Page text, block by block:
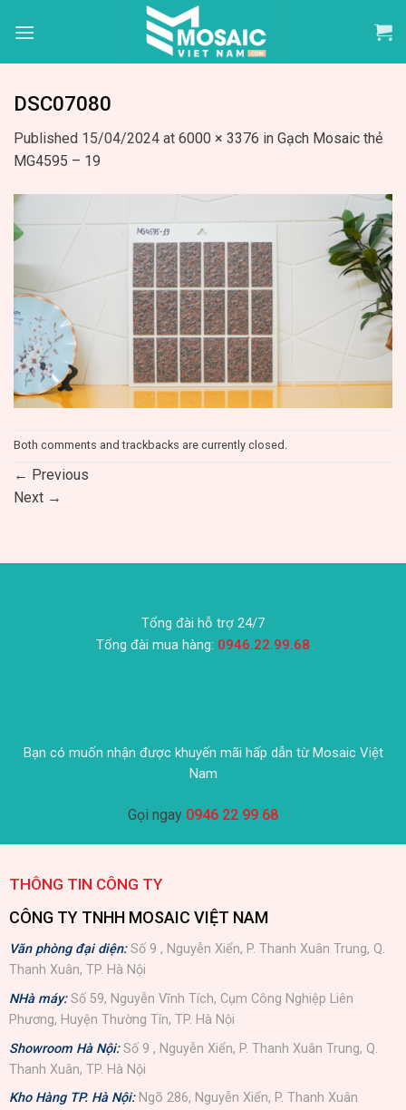
DSC07080
Published 15/04/2024 at 6000 × 3376 in Gạch Mosaic thẻ
MG4595 – 19
Both comments and trackbacks are currently closed.
← Previous
Next →
Tổng đài hỗ trợ 24/7
Tổng đài mua hàng: 0946.22.99.68
Bạn có muốn nhận được khuyến mãi hấp dẫn từ Mosaic Việt
Nam
Gọi ngay 0946 22 99 68
THÔNG TIN CÔNG TY
CÔNG TY TNHH MOSAIC VIỆT NAM
Văn phòng đại diện:Số 9 , Nguyễn Xiển, P. Thanh Xuân Trung, Q.
Thanh Xuân, TP. Hà Nội
NHà máy: Số 59, Nguyễn Vĩnh Tích, Cụm Công Nghiệp Liên
Phương, Huyện Thường Tín, TP. Hà Nội
Showroom Hà Nội: Số 9 , Nguyễn Xiển, P. Thanh Xuân Trung, Q.
Thanh Xuân, TP. Hà Nội
Kho Hàng TP. Hà Nội: Ngõ 286, Nguyễn Xiển, P. Thanh Xuân